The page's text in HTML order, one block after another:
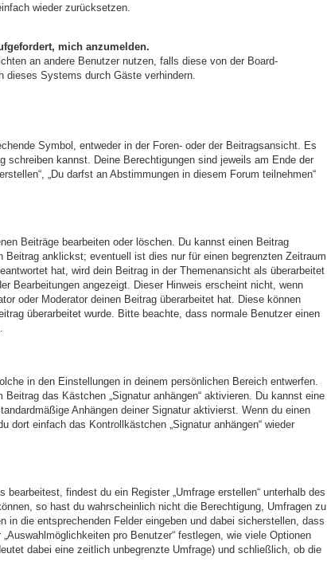
wieder zurücksetzen.
mich anzumelden.
an andere Benutzer nutzen, falls diese von der Board-
Systems durch Gäste verhindern.
Symbol, entweder in der Foren- oder der Beitragsansicht. Es
kannst. Deine Berechtigungen sind jeweils am Ende der
„Du darfst an Abstimmungen in diesem Forum teilnehmen“
Beiträge bearbeiten oder löschen. Du kannst einen Beitrag
Beitrag anklickst; eventuell ist dies nur für einen begrenzten Zeitraum
hat, wird dein Beitrag in der Themenansicht als überarbeitet
Bearbeitungen angezeigt. Dieser Hinweis erscheint nicht, wenn
oder Moderator deinen Beitrag überarbeitet hat. Diese können
überarbeitet wurde. Bitte beachte, dass normale Benutzer einen
in den Einstellungen in deinem persönlichen Bereich entwerfen.
das Kästchen „Signatur anhängen“ aktivieren. Du kannst eine
Anhängen deiner Signatur aktivierst. Wenn du einen
einfach das Kontrollkästchen „Signatur anhängen“ wieder
findest du ein Register „Umfrage erstellen“ unterhalb des
so hast du wahrscheinlich nicht die Berechtigung, Umfragen zu
die entsprechenden Felder eingeben und dabei sicherstellen, dass
pro Benutzer“ festlegen, wie viele Optionen
dabei eine zeitlich unbegrenzte Umfrage) und schließlich, ob die